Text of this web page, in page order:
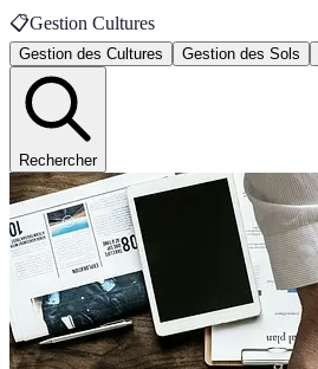
📋Gestion Cultures
Gestion des Cultures Gestion des Sols
Rechercher